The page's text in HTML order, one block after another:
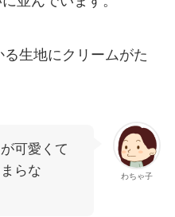
生地にクリームがた
わちゃ子
可愛くて
らな